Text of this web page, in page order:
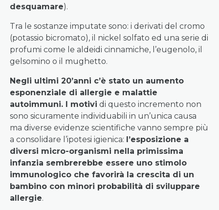
desquamare).
Tra le sostanze imputate sono: i derivati del cromo
(potassio bicromato), il nickel solfato ed una serie di
profumi come le aldeidi cinnamiche, l’eugenolo, il
gelsomino o il mughetto.
Negli ultimi 20’anni c’è stato un aumento
esponenziale di allergie e malattie
autoimmuni. I motivi di questo incremento non
sono sicuramente individuabili in un’unica causa
ma diverse evidenze scientifiche vanno sempre più
a consolidare l’ipotesi igienica: l’esposizione a
diversi micro-organismi nella primissima
infanzia sembrerebbe essere uno stimolo
immunologico che favorirà la crescita di un
bambino con minori probabilità di sviluppare
allergie.